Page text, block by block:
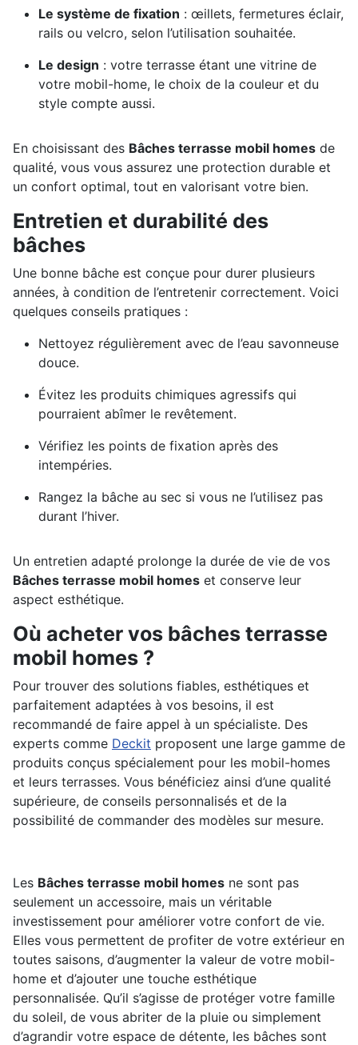
Le système de fixation : œillets, fermetures éclair,
rails ou velcro, selon l’utilisation souhaitée.
Le design : votre terrasse étant une vitrine de
votre mobil-home, le choix de la couleur et du
style compte aussi.
En choisissant des Bâches terrasse mobil homes de
qualité, vous vous assurez une protection durable et
un confort optimal, tout en valorisant votre bien.
Entretien et durabilité des
bâches
Une bonne bâche est conçue pour durer plusieurs
années, à condition de l’entretenir correctement. Voici
quelques conseils pratiques :
Nettoyez régulièrement avec de l’eau savonneuse
douce.
Évitez les produits chimiques agressifs qui
pourraient abîmer le revêtement.
Vérifiez les points de fixation après des
intempéries.
Rangez la bâche au sec si vous ne l’utilisez pas
durant l’hiver.
Un entretien adapté prolonge la durée de vie de vos
Bâches terrasse mobil homes et conserve leur
aspect esthétique.
Où acheter vos bâches terrasse
mobil homes ?
Pour trouver des solutions fiables, esthétiques et
parfaitement adaptées à vos besoins, il est
recommandé de faire appel à un spécialiste. Des
experts comme Deckit proposent une large gamme de
produits conçus spécialement pour les mobil-homes
et leurs terrasses. Vous bénéficiez ainsi d’une qualité
supérieure, de conseils personnalisés et de la
possibilité de commander des modèles sur mesure.
Les Bâches terrasse mobil homes ne sont pas
seulement un accessoire, mais un véritable
investissement pour améliorer votre confort de vie.
Elles vous permettent de profiter de votre extérieur en
toutes saisons, d’augmenter la valeur de votre mobil-
home et d’ajouter une touche esthétique
personnalisée. Qu’il s’agisse de protéger votre famille
du soleil, de vous abriter de la pluie ou simplement
d’agrandir votre espace de détente, les bâches sont